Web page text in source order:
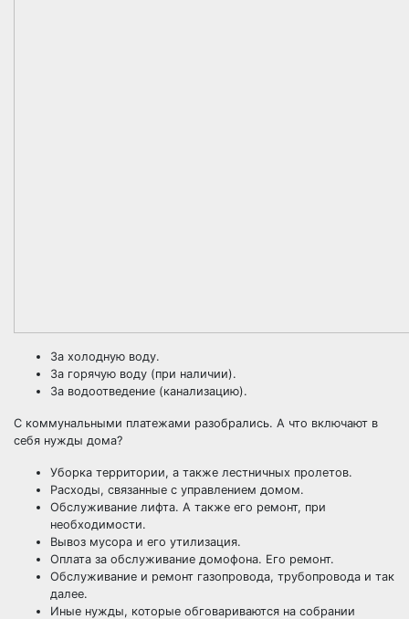
За холодную воду.
За горячую воду (при наличии).
За водоотведение (канализацию).
С коммунальными платежами разобрались. А что включают в
себя нужды дома?
Уборка территории, а также лестничных пролетов.
Расходы, связанные с управлением домом.
Обслуживание лифта. А также его ремонт, при
необходимости.
Вывоз мусора и его утилизация.
Оплата за обслуживание домофона. Его ремонт.
Обслуживание и ремонт газопровода, трубопровода и так
далее.
Иные нужды, которые обговариваются на собрании